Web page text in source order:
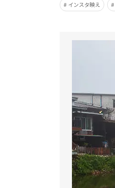
インスタ映え